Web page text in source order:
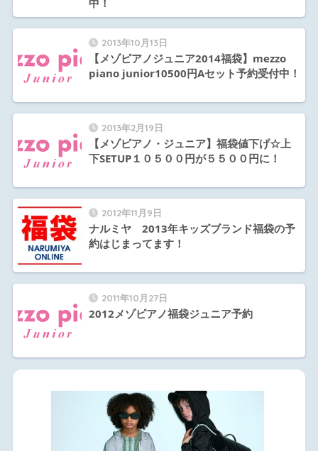
中！
2013年10月13日
【メゾピアノジュニア2014福袋】mezzo
piano junior10500円Aセット予約受付中！
2013年2月19日
【メゾピアノ・ジュニア】福袋値下げ☆上
下SETUP１０５００円が５５００円に！
2012年11月9日
ナルミヤ 2013年キッズブランド福袋の予
約はじまってます！
2011年10月27日
2012メゾピアノ福袋ジュニア予約